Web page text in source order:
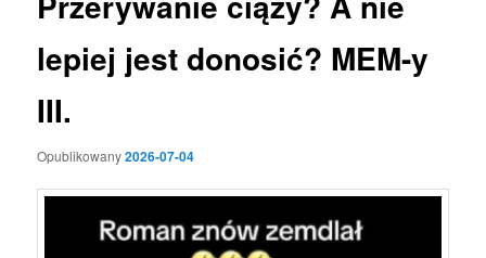
lepiej jest donosić? MEM-y
III.
Opublikowany2026-07-04